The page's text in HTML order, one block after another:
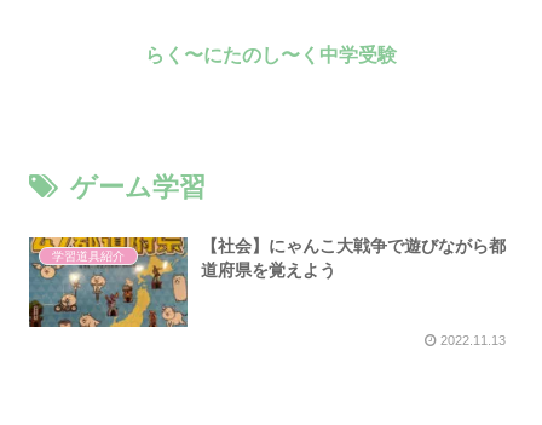
らく〜にたのし〜く中学受験
ゲーム学習
学習道具紹介
【社会】にゃんこ大戦争で遊びながら都
道府県を覚えよう
2022.11.13